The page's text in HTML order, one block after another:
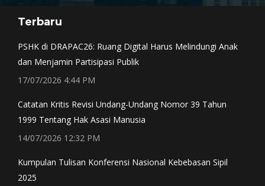
opens
window
opens
window
opens
window
Terbaru
PSHK di DRAPAC26: Ruang Digital Harus Melindungi Anak
dan Menjamin Partisipasi Publik
17/07/2026 4:44 PM
Catatan Kritis Revisi Undang-Undang Nomor 39 Tahun
1999 Tentang Hak Asasi Manusia
14/07/2026 12:32 PM
Kumpulan Tulisan Konferensi Nasional Kebebasan Sipil
2025